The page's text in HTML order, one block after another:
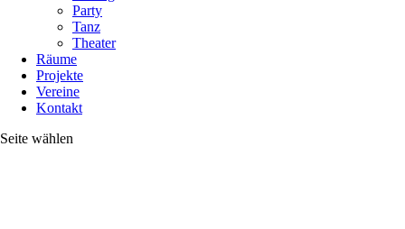
Party
Tanz
Theater
Räume
Projekte
Vereine
Kontakt
Seite wählen